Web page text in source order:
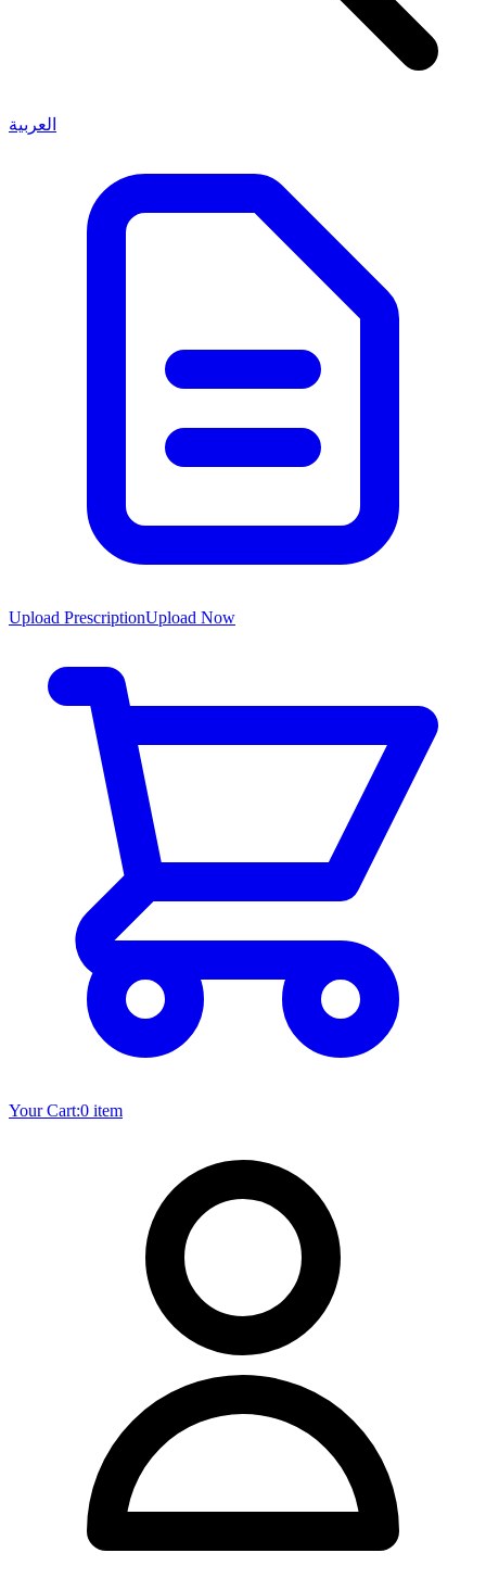
العربية
Upload PrescriptionUpload Now
Your Cart:0 item